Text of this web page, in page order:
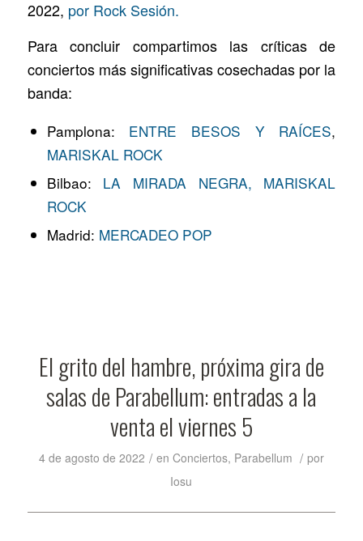
2022, por Rock Sesión.
Para concluir compartimos las críticas de
conciertos más significativas cosechadas por la
banda:
Pamplona: ENTRE BESOS Y RAÍCES,
MARISKAL ROCK
Bilbao: LA MIRADA NEGRA, MARISKAL
ROCK
Madrid: MERCADEO POP
El grito del hambre, próxima gira de
salas de Parabellum: entradas a la
venta el viernes 5
4 de agosto de 2022 / en Conciertos, Parabellum / por
Iosu